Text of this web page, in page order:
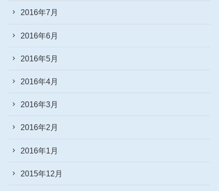
2016年7月
2016年6月
2016年5月
2016年4月
2016年3月
2016年2月
2016年1月
2015年12月